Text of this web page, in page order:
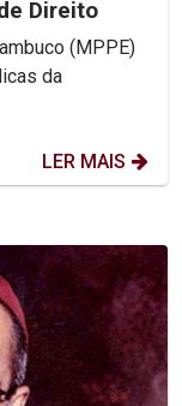
Direito
(MPPE)
da
LER MAIS